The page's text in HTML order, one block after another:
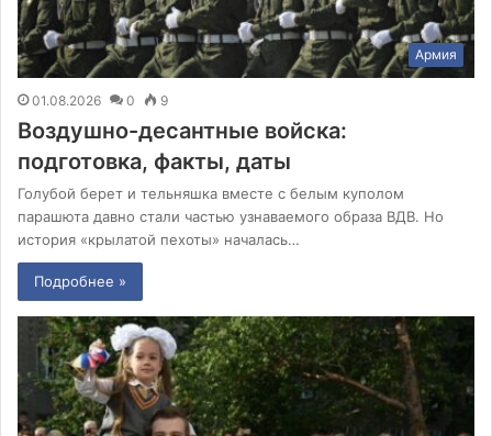
Армия
01.08.2026 0 9
Воздушно-десантные войска:
подготовка, факты, даты
Голубой берет и тельняшка вместе с белым куполом
парашюта давно стали частью узнаваемого образа ВДВ. Но
история «крылатой пехоты» началась…
Подробнее »